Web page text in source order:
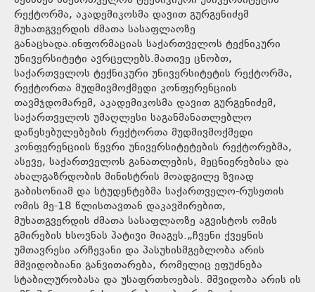
რექტორმა, აკადემიკოსმა დავით გურგენიძემ
მუხათგვერდის ძმათა სასაფლაოზე
განაცხადა.ინფორმაციას საქართველოს ტექნიკური
უნივერსიტეტი ავრცელებს.მათივე ცნობთ,
საქართველოს ტექნიკური უნივერსიტეტის რექტორმა,
რექტორთა მუდმივმოქმედი კონფერენციის
თავმჯდომარემ, აკადემიკოსმა დავით გურგენიძემ,
საქართველოს უმაღლესი საგანმანათლებლო
დაწესებულებების რექტორთა მუდმივმოქმედი
კონფერენციის წევრი უნივერსიტეტების რექტორებმა,
ასევე, საქართველოს განათლების, მეცნიერებისა და
ახალგაზრდობის მინისტრის მოადგილე ზვიად
გაბისონიამ და სტუდენტებმა საქართველო-რუსეთის
ომის მე-18 წლისთავთან დაკავშირებით,
მუხათგვერდის ძმათა სასაფლაოზე აგვისტოს ომის
გმირების ხსოვნას პატივი მიაგეს.„ჩვენი ქვეყნის
უმთავრესი არჩევანი და პასუხისმგებლობა არის
მშვიდობიანი განვითარება, რომელიც ეფუძნება
სტაბილურობასა და უსაფრთხოებას. მშვიდობა არის ის